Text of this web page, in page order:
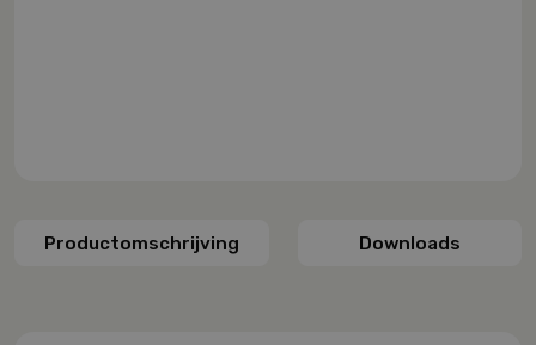
Productomschrijving Downloads